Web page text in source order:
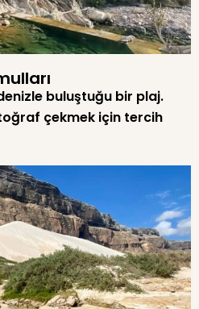
buluştuğu bir plaj.
çekmek için tercih